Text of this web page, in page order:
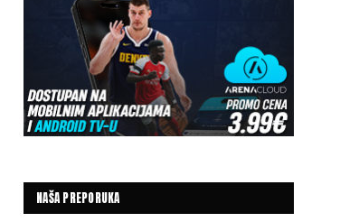
NAŠA PREPORUKA